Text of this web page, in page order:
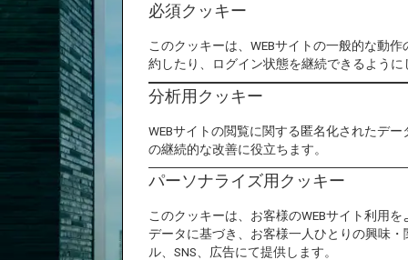
必須クッキー
このクッキーは、WEBサイトの一般的な動
約したり、ログイン状態を継続できるように
分析用クッキー
WEBサイトの閲覧に関する匿名化されたデ
の継続的な改善に役立ちます。
パーソナライズ用クッキー
このクッキーは、お客様のWEBサイト利用
データに基づき、お客様一人ひとりの興味
ル、SNS、広告にて提供します。